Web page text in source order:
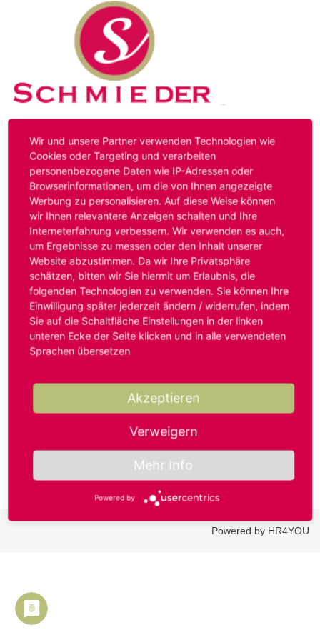
Kontakt Impressum Datenschutz
Hinweis:Das von ihnen aufgerufene Stellenangebot ist
bereits ausgelaufen. Alternative Stellenanzeigen finden
Sie unter:
www.schmieder-personal.de/stellenangebote
Oder Sie bewerben sich
initiativund wir suchen für Sie
passende Stellenangebote.
Anmelden
Benutzername oder E-Mail-Adresse*
Passwort*
Powered by HR4YOU
Wir und unsere Partner verwenden Technologien wie
Cookies oder Targeting und verarbeiten
personenbezogene Daten wie IP-Adressen oder
Browserinformationen, um die von Ihnen angezeigte
Werbung zu personalisieren. Auf diese Weise können
wir Ihnen relevantere Anzeigen schalten und Ihre
Interneterfahrung verbessern. Wir verwenden es auch,
um Ergebnisse zu messen oder den Inhalt unserer
Website abzustimmen. Da wir Ihre Privatsphäre
schätzen, bitten wir Sie hiermit um Erlaubnis, die
folgenden Technologien zu verwenden. Sie können Ihre
Einwilligung später jederzeit ändern / widerrufen, indem
Sie auf die Schaltfläche Einstellungen in der linken
unteren Ecke der Seite klicken und in alle verwendeten
Sprachen übersetzen
Akzeptieren
Verweigern
Mehr Info
Powered by